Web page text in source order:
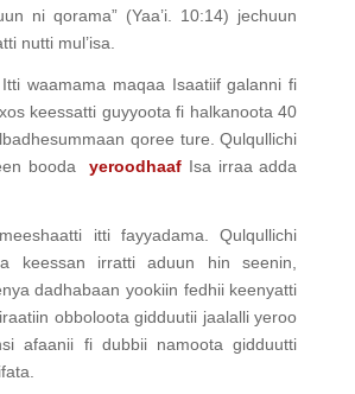
ni qorama” (Yaa’i. 10:14) jechuun
nutti mul’isa.
waamama maqaa Isaatiif galanni fi
keessatti guyyoota fi halkanoota 40
qoree ture. Qulqullichi
boodayeroodhaaf Isa irraa adda
itti fayyadama. Qulqullichi
keessan irratti aduun hin seenin,
dadhabaan yookiin fedhii keenyatti
obboloota gidduutii jaalalli yeroo
afaanii fi dubbii namoota gidduutti